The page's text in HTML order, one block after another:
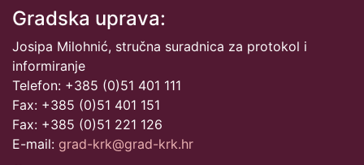
Gradska uprava:
Josipa Milohnić, stručna suradnica za protokol i
informiranje
Telefon: +385 (0)51 401 111
Fax: +385 (0)51 401 151
Fax: +385 (0)51 221 126
E-mail: grad-krk@grad-krk.hr